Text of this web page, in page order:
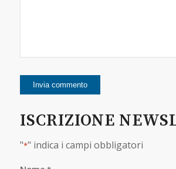
ISCRIZIONE
"*" indica i campi obbligatori